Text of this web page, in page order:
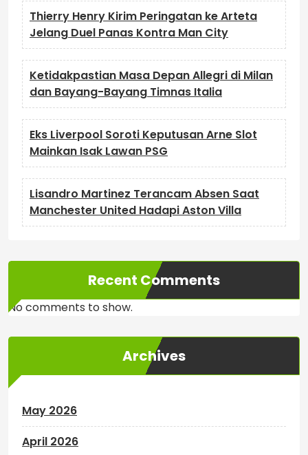
Thierry Henry Kirim Peringatan ke Arteta
Jelang Duel Panas Kontra Man City
Ketidakpastian Masa Depan Allegri di Milan
dan Bayang-Bayang Timnas Italia
Eks Liverpool Soroti Keputusan Arne Slot
Mainkan Isak Lawan PSG
Lisandro Martinez Terancam Absen Saat
Manchester United Hadapi Aston Villa
Recent Comments
No comments to show.
Archives
May 2026
April 2026